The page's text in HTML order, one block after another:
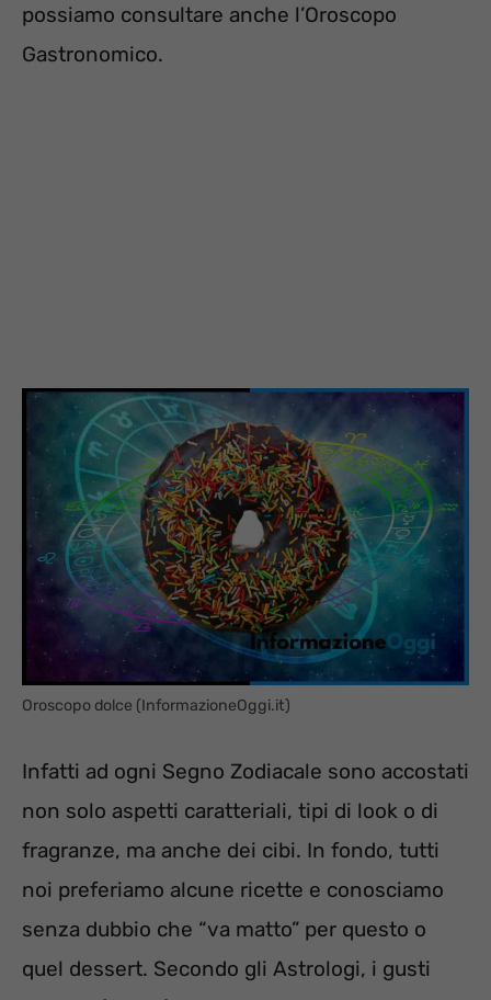
possiamo consultare anche l’Oroscopo
Gastronomico.
Oroscopo dolce (InformazioneOggi.it)
Infatti ad ogni Segno Zodiacale sono accostati
non solo aspetti caratteriali, tipi di look o di
fragranze, ma anche dei cibi. In fondo, tutti
noi preferiamo alcune ricette e conosciamo
senza dubbio che “va matto” per questo o
quel dessert. Secondo gli Astrologi, i gusti